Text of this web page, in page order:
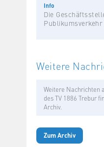
Info
Die
Publikumsverkehr
Weitere
Weitere Nachrichten
des TV 1886 Trebur
Archiv.
Zum Archiv